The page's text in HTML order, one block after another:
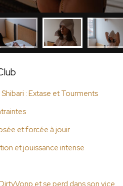
: Extase et Tourments
et forcée à jouir
et jouissance intense